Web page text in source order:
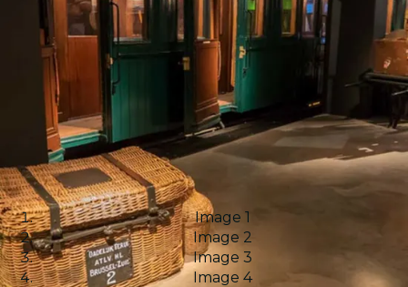
Image 1
Image 2
Image 3
Image 4